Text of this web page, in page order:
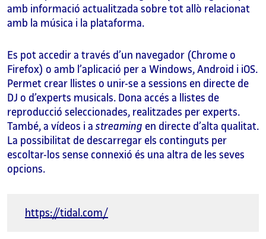
amb informació actualitzada sobre tot allò relacionat
amb la música i la plataforma.
Es pot accedir a través d’un navegador (Chrome o
Firefox) o amb l’aplicació per a Windows, Android i iOS.
Permet crear llistes o unir-se a sessions en directe de
DJ o d’experts musicals. Dona accés a llistes de
reproducció seleccionades, realitzades per experts.
També, a vídeos i a streaming en directe d’alta qualitat.
La possibilitat de descarregar els continguts per
escoltar-los sense connexió és una altra de les seves
opcions.
https://tidal.com/